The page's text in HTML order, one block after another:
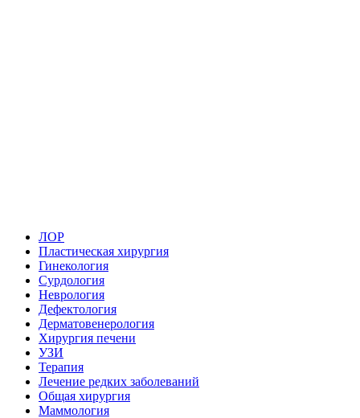
ЛОР
Пластическая хирургия
Гинекология
Сурдология
Неврология
Дефектология
Дерматовенерология
Хирургия печени
УЗИ
Терапия
Лечение редких заболеваний
Общая хирургия
Маммология